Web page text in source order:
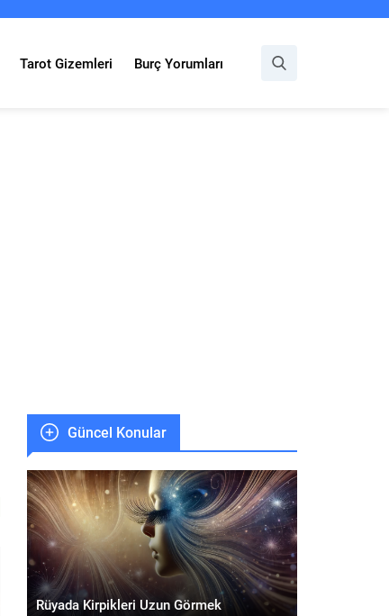
Tarot Gizemleri Burç Yorumları
Güncel Konular
Rüyada Kirpikleri Uzun Görmek